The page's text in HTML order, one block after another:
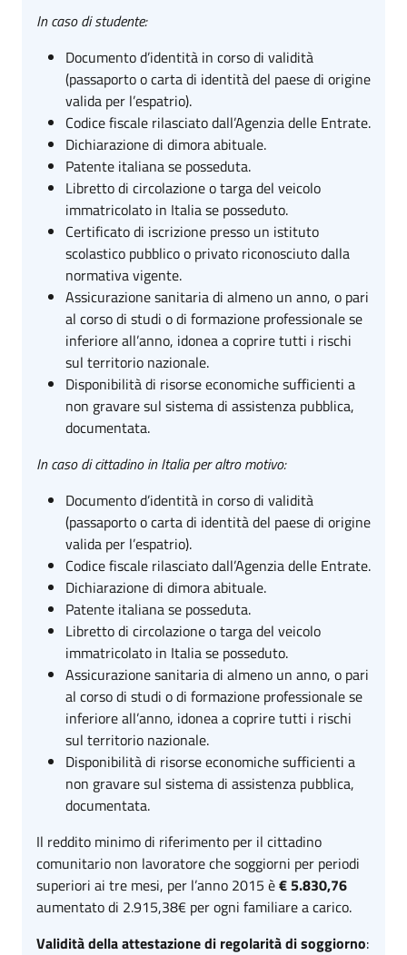
In caso di studente:
Documento d’identità in corso di validità
(passaporto o carta di identità del paese di origine
valida per l’espatrio).
Codice fiscale rilasciato dall’Agenzia delle Entrate.
Dichiarazione di dimora abituale.
Patente italiana se posseduta.
Libretto di circolazione o targa del veicolo
immatricolato in Italia se posseduto.
Certificato di iscrizione presso un istituto
scolastico pubblico o privato riconosciuto dalla
normativa vigente.
Assicurazione sanitaria di almeno un anno, o pari
al corso di studi o di formazione professionale se
inferiore all’anno, idonea a coprire tutti i rischi
sul territorio nazionale.
Disponibilità di risorse economiche sufficienti a
non gravare sul sistema di assistenza pubblica,
documentata.
In caso di cittadino in Italia per altro motivo:
Documento d’identità in corso di validità
(passaporto o carta di identità del paese di origine
valida per l’espatrio).
Codice fiscale rilasciato dall’Agenzia delle Entrate.
Dichiarazione di dimora abituale.
Patente italiana se posseduta.
Libretto di circolazione o targa del veicolo
immatricolato in Italia se posseduto.
Assicurazione sanitaria di almeno un anno, o pari
al corso di studi o di formazione professionale se
inferiore all’anno, idonea a coprire tutti i rischi
sul territorio nazionale.
Disponibilità di risorse economiche sufficienti a
non gravare sul sistema di assistenza pubblica,
documentata.
Il reddito minimo di riferimento per il cittadino
comunitario non lavoratore che soggiorni per periodi
superiori ai tre mesi, per l’anno 2015 è€ 5.830,76
aumentato di 2.915,38€ per ogni familiare a carico.
Validità della attestazione di regolarità di soggiorno: